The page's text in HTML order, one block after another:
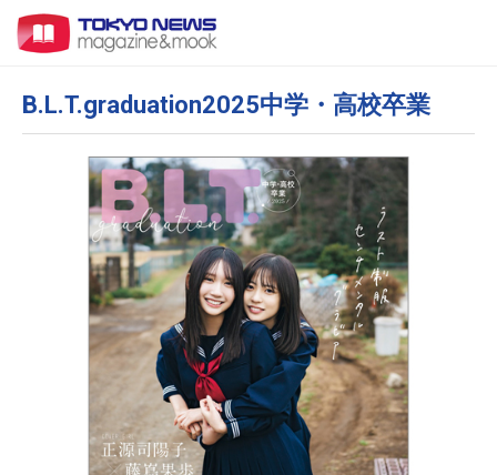
B.L.T.graduation2025中学・高校卒業